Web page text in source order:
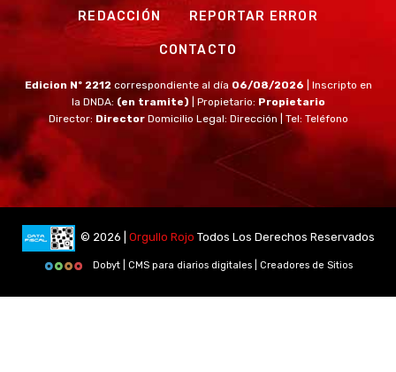
REDACCIÓN REPORTAR ERROR
CONTACTO
Edicion Nº 2212 correspondiente al día 06/08/2026
| Inscripto en
la DNDA: (en tramite) | Propietario: Propietario
Director: Director Domicilio Legal: Dirección | Tel: Teléfono
© 2026 | Orgullo Rojo Todos Los Derechos Reservados
Dobyt | CMS para diarios digitales | Creadores de Sitios